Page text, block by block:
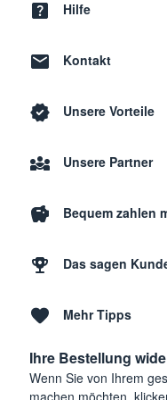
Hilfe
Kontakt
Unsere Vorteile
Unsere Partner
Bequem zahlen
Das sagen
Mehr Tipps
Ihre Bestellung
Wenn Sie von Ihrem
machen möchten,